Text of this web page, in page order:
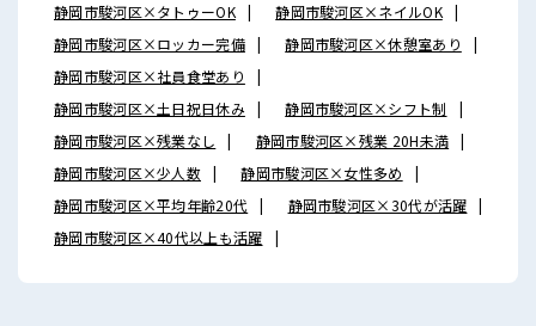
静岡市駿河区×タトゥーOK
静岡市駿河区×ネイルOK
静岡市駿河区×ロッカー完備
静岡市駿河区×休憩室あり
静岡市駿河区×社員食堂あり
静岡市駿河区×土日祝日休み
静岡市駿河区×シフト制
静岡市駿河区×残業なし
静岡市駿河区×残業 20H未満
静岡市駿河区×少人数
静岡市駿河区×女性多め
静岡市駿河区×平均年齢20代
静岡市駿河区×30代が活躍
静岡市駿河区×40代以上も活躍